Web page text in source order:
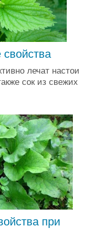
лечат настои
сок из свежих
при